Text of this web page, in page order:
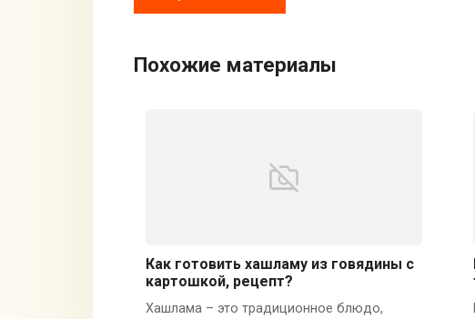
Похожие материалы
Как готовить хашламу из говядины с
картошкой, рецепт?
Хашлама – это традиционное блюдо,